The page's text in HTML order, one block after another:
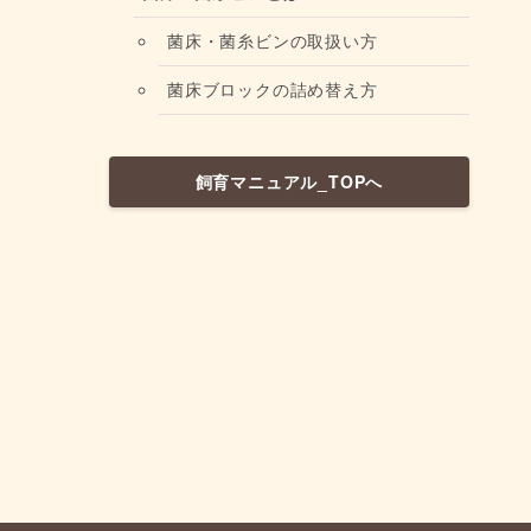
菌床・菌糸ビンの取扱い方
菌床ブロックの詰め替え方
飼育マニュアル_TOPへ